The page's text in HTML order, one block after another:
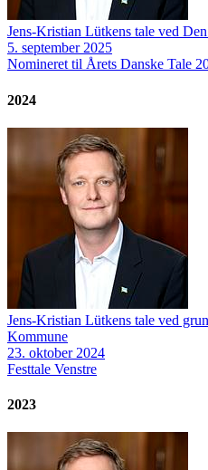
Jens-Kristian Lütkens tale ved
5. september 2025
Nomineret til Årets Danske Tale
2024
Jens-Kristian Lütkens tale ved
Kommune
23. oktober 2024
Festtale Venstre
2023